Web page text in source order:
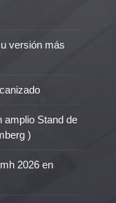
versión más
amplio Stand de
)
2026 en